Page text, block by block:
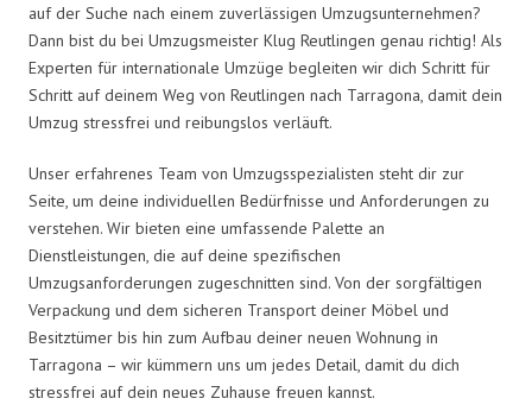
auf der Suche nach einem zuverlässigen Umzugsunternehmen?
Dann bist du bei Umzugsmeister Klug Reutlingen genau richtig! Als
Experten für internationale Umzüge begleiten wir dich Schritt für
Schritt auf deinem Weg von Reutlingen nach Tarragona, damit dein
Umzug stressfrei und reibungslos verläuft.
Unser erfahrenes Team von Umzugsspezialisten steht dir zur
Seite, um deine individuellen Bedürfnisse und Anforderungen zu
verstehen. Wir bieten eine umfassende Palette an
Dienstleistungen, die auf deine spezifischen
Umzugsanforderungen zugeschnitten sind. Von der sorgfältigen
Verpackung und dem sicheren Transport deiner Möbel und
Besitztümer bis hin zum Aufbau deiner neuen Wohnung in
Tarragona – wir kümmern uns um jedes Detail, damit du dich
stressfrei auf dein neues Zuhause freuen kannst.